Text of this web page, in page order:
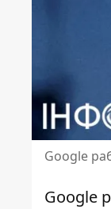
Google
Google